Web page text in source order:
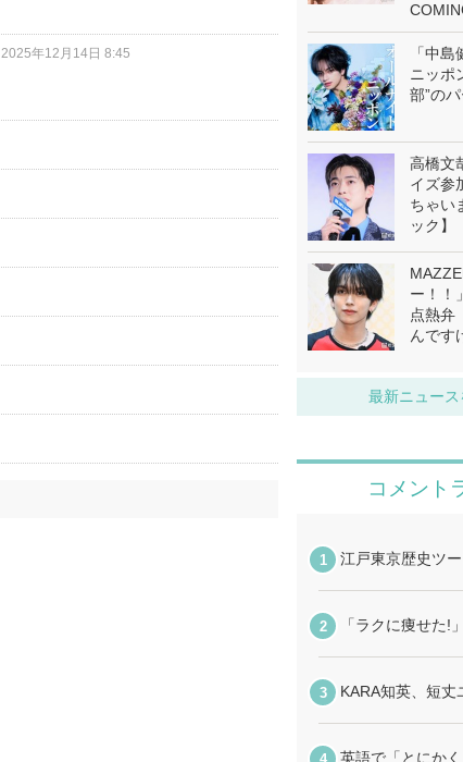
2025年12月14日 8:45
「中
ニッポ
部”の
高橋文
イズ参
ちゃい
ック】
ー！！
点熱弁
んです
最新ニュー